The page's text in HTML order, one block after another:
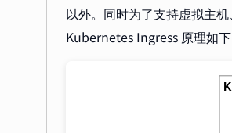
以外。同时为了支持虚拟主
Kubernetes Ingress 原理如下